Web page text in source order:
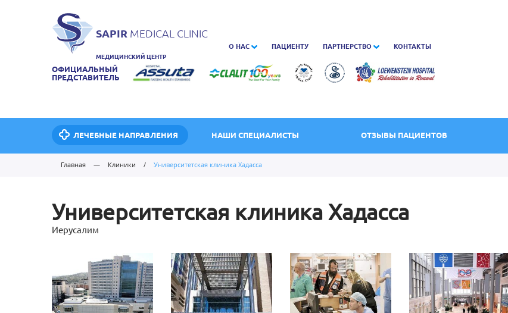
SAPIR MEDICAL CLINIC
МЕДИЦИНСКИЙ ЦЕНТР
О НАС ПАЦИЕНТУ ПАРТНЕРСТВО КОНТАКТЫ
ОФИЦИАЛЬНЫЙ
ПРЕДСТАВИТЕЛЬ
ЛЕЧЕБНЫЕ НАПРАВЛЕНИЯ НАШИ СПЕЦИАЛИСТЫ ОТЗЫВЫ ПАЦИЕНТОВ
Главная — Клиники / Университетская клиника Хадасса
Университетская клиника Хадасса
Иерусалим